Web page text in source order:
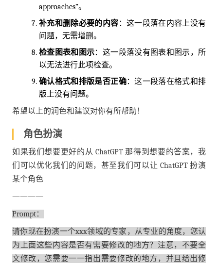
approaches”。
补充和删除必要的内容 ：这一段落在内容上没有
问题，无需增删。
检查图表和图示：这一段落没有图表和图示，所
以无法进行此项检查。
确认格式和排版是否正确：这一段落在格式和排
版上没有问题。
希望以上的润色和建议对你有所帮助！
角色扮演
如果我们想要更好的从 ChatGPT 那得到想要的答案，我
们可以优化我们的问题，甚至我们可以让 ChatGPT 扮演
某个角色
————
Prompt：
请你现在扮演一个xxx领域的专家，从专业的角度，您认
为上面这些内容是否有需要修改的地方？注意，不要全
文修改，您需要一一指出需要修改的地方，并且给出修